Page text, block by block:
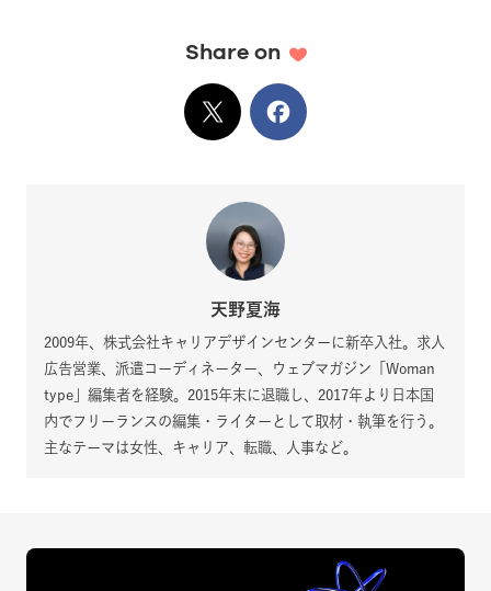
Share on
XでシェアFacebook
天野夏海
2009年、株式会社キャリアデザインセンターに新卒入社。求人
広告営業、派遣コーディネーター、ウェブマガジン「Woman
type」編集者を経験。2015年末に退職し、2017年より日本国
内でフリーランスの編集・ライターとして取材・執筆を行う。
主なテーマは女性、キャリア、転職、人事など。